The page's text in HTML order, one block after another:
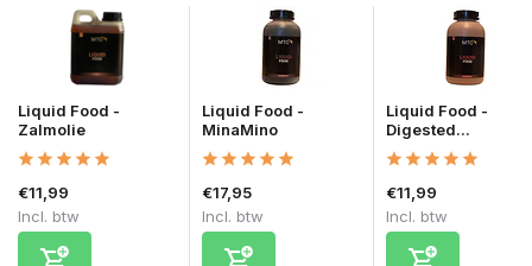
Liquid Food -
Zalmolie
€11,99
Incl. btw
Liquid Food -
MinaMino
€17,95
Incl. btw
Liquid Food -
Digested...
€11,99
Incl. btw